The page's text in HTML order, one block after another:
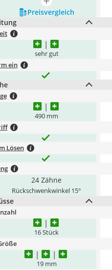
mehr anzeigen
Preis­vergleich
sehr gut
ein
490 mm
Lösen
24 Zähne
Rückschwenkwinkel 15°
16 Stück
19 mm